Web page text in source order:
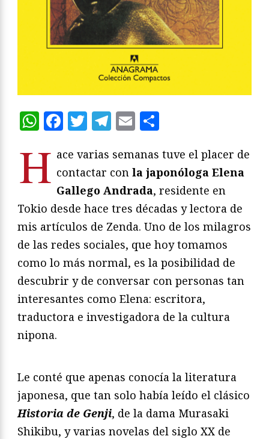
WhatsApp
Facebook
Twitter
Telegram
Email
H ace varias semanas tuve el placer de
contactar con la japonóloga Elena
Gallego Andrada, residente en
Tokio desde hace tres décadas y lectora de
mis artículos de Zenda. Uno de los milagros
de las redes sociales, que hoy tomamos
como lo más normal, es la posibilidad de
descubrir y de conversar con personas tan
interesantes como Elena: escritora,
traductora e investigadora de la cultura
nipona.
Le conté que apenas conocía la literatura
japonesa, que tan solo había leído el clásico
Historia de Genji, de la dama Murasaki
Shikibu, y varias novelas del siglo XX de